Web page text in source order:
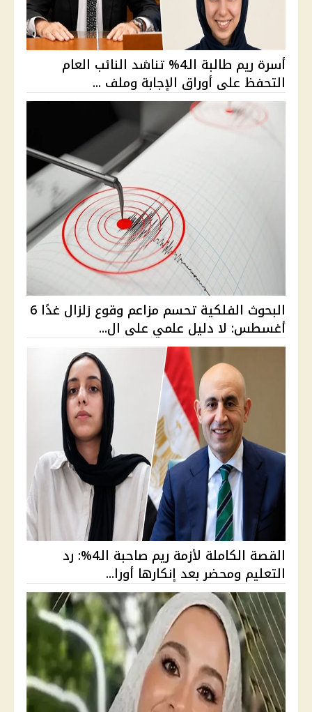
أسرة ريم طالبة الـ4% تناشد النائب العام
التحفظ على أوراق الإجابة وملف ...
البحوث الفلكية تحسم مزاعم وقوع زلزال غدًا 6
أغسطس: لا دليل علمي على ال...
القصة الكاملة لأزمة ريم صاحبة الـ4%: رد
التعليم ومحضر بعد إنكارها أورا...